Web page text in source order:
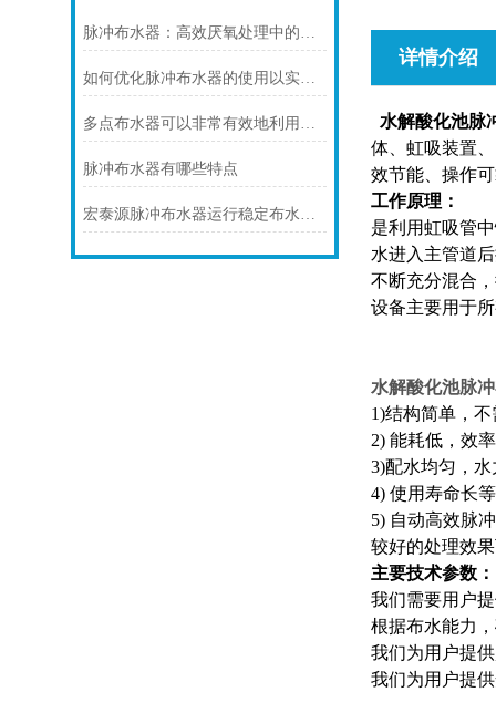
脉冲布水器：高效厌氧处理中的智能配水核心
如何优化脉冲布水器的使用以实现节水灌溉？
多点布水器可以非常有效地利用水资源
脉冲布水器有哪些特点
宏泰源脉冲布水器运行稳定布水效果好
详情介绍
水解酸化池脉
体、虹吸装置
效节能、操作
工作原理：
是利用虹吸管
水进入主管道
不断充分混合
设备主要用于
水解酸化池脉
1)结构简单，
2) 能耗低，效
3)配水均匀，
4) 使用寿命长
5) 自动高效脉
较好的处理效
主要技术参数：
我们需要用户
根据布水能力
我们为用户提
我们为用户提